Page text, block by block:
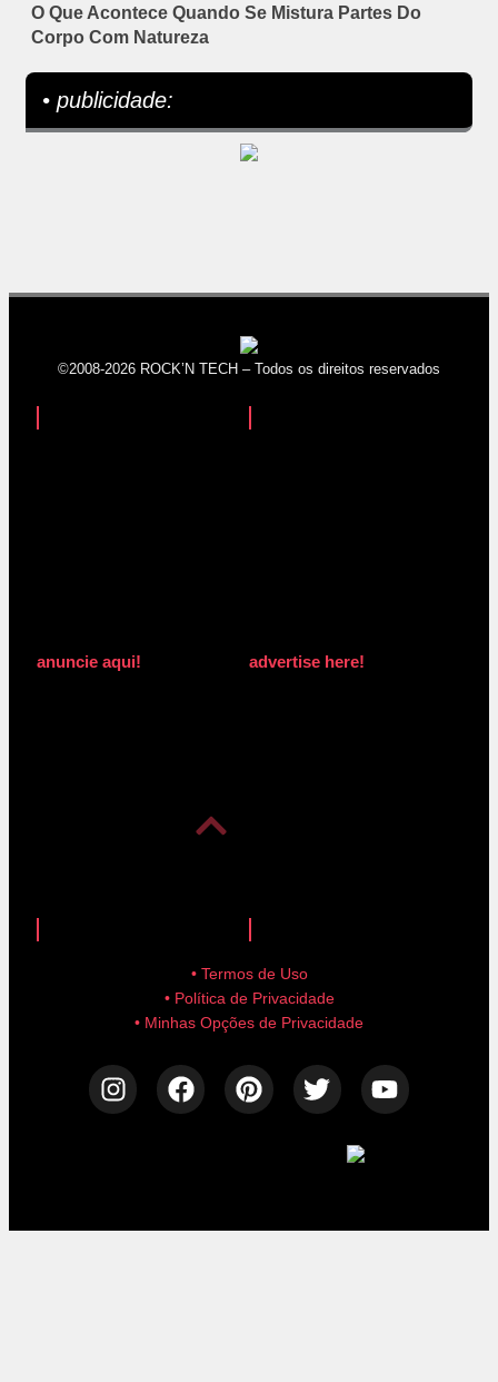
O Que Acontece Quando Se Mistura Partes Do
Corpo Com Natureza
• publicidade:
©2008-2026 ROCK’N TECH – Todos os direitos reservados
anuncie aqui! advertise here!
• Termos de Uso
• Política de Privacidade
• Minhas Opções de Privacidade